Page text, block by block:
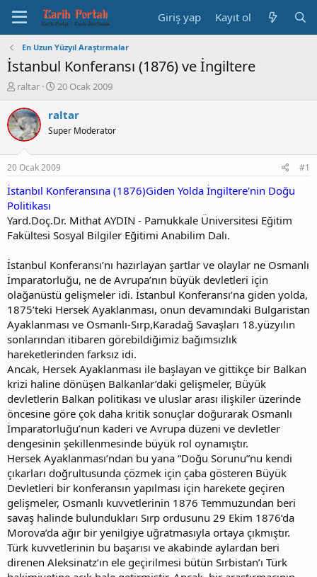
Giriş yap Kayıt ol
En Uzun Yüzyıl Araştırmalar
İstanbul Konferansı (1876) ve İngiltere
K
n
b
u
u
b
a
l
a
t
n
raltar
B
ş
a
g
ı
ç
r
i
i
20 Ocak 2009
raltar
Super Moderator
20 Ocak 2009 #1
İstanbıl Konferansına (1876)Giden Yolda İngiltere'nin Doğu
Politikası
Yard.Doç.Dr. Mithat AYDIN - Pamukkale Üniversitesi Eğitim
Fakültesi Sosyal Bilgiler Eğitimi Anabilim Dalı.
İstanbul Konferansı’nı hazırlayan şartlar ve olaylar ne Osmanlı
İmparatorluğu, ne de Avrupa’nın büyük devletleri için
olağanüstü gelişmeler idi. İstanbul Konferansı’na giden yolda,
1875’teki Hersek Ayaklanması, onun devamındaki Bulgaristan
Ayaklanması ve Osmanlı-Sırp,Karadağ Savaşları 18.yüzyılın
sonlarından itibaren görebildiğimiz bağımsızlık
hareketlerinden farksız idi.
Ancak, Hersek Ayaklanması ile başlayan ve gittikçe bir Balkan
krizi haline dönüşen Balkanlar’daki gelişmeler, Büyük
devletlerin Balkan politikası ve uluslar arası ilişkiler üzerinde
öncesine göre çok daha kritik sonuçlar doğurarak Osmanlı
İmparatorluğu’nun kaderi ve Avrupa düzeni ve devletler
dengesinin şekillenmesinde büyük rol oynamıştır.
Hersek Ayaklanması’ndan bu yana “Doğu Sorunu”nu kendi
çıkarları doğrultusunda çözmek için çaba gösteren Büyük
Devletleri bir konferansın yapılması için harekete geçiren
gelişmeler, Osmanlı kuvvetlerinin 1876 Temmuzundan beri
savaş halinde bulundukları Sırp ordusunu 29 Ekim 1876’da
Morova’da ağır bir yenilgiye uğratmasıyla ortaya çıkmıştır.
Türk kuvvetlerinin bu başarısı ve akabinde aylardan beri
direnen Aleksinatz’ın ele geçirilmesi bütün Sırbistan’ı Türk